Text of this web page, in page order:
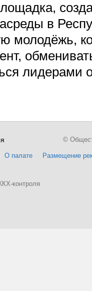
в
молодёжь,
лидерами
контроля
О палате Размещение
©